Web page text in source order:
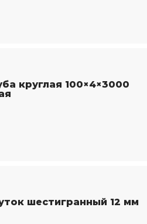
круглая 100×4×3000
шестигранный 12 мм